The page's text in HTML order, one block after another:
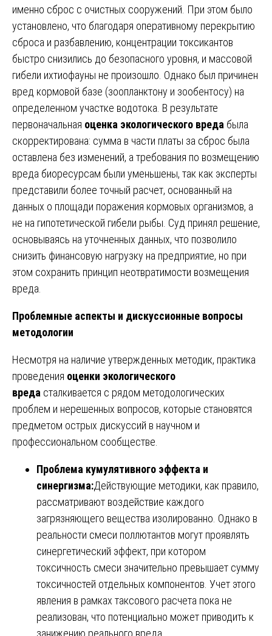
именно сброс с очистных сооружений. При этом было
установлено, что благодаря оперативному перекрытию
сброса и разбавлению, концентрации токсикантов
быстро снизились до безопасного уровня, и массовой
гибели ихтиофауны не произошло. Однако был причинен
вред кормовой базе (зоопланктону и зообентосу) на
определенном участке водотока. В результате
первоначальная оценка экологического вреда была
скорректирована: сумма в части платы за сброс была
оставлена без изменений, а требования по возмещению
вреда биоресурсам были уменьшены, так как эксперты
представили более точный расчет, основанный на
данных о площади поражения кормовых организмов, а
не на гипотетической гибели рыбы. Суд принял решение,
основываясь на уточненных данных, что позволило
снизить финансовую нагрузку на предприятие, но при
этом сохранить принцип неотвратимости возмещения
вреда.
Проблемные аспекты и дискуссионные вопросы
методологии
Несмотря на наличие утвержденных методик, практика
проведения оценки экологического
вреда сталкивается с рядом методологических
проблем и нерешенных вопросов, которые становятся
предметом острых дискуссий в научном и
профессиональном сообществе.
Проблема кумулятивного эффекта и
синергизма:Действующие методики, как правило,
рассматривают воздействие каждого
загрязняющего вещества изолированно. Однако в
реальности смеси поллютантов могут проявлять
синергетический эффект, при котором
токсичность смеси значительно превышает сумму
токсичностей отдельных компонентов. Учет этого
явления в рамках таксового расчета пока не
реализован, что потенциально может приводить к
занижению реального вреда.